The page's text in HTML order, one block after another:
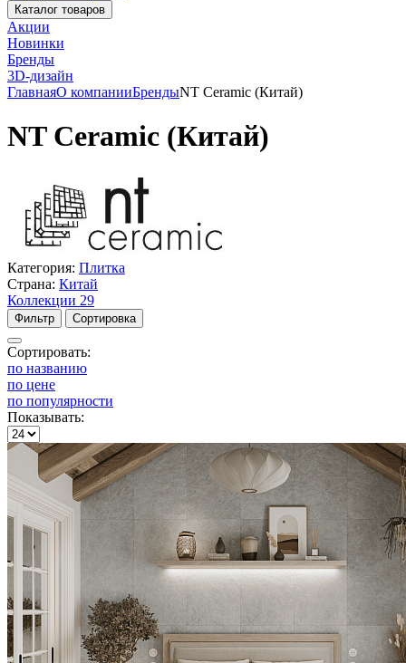
Каталог товаров
Акции
Новинки
Бренды
3D-дизайн
ГлавнаяО компанииБрендыNT Ceramic (Китай)
NT Ceramic (Китай)
Категория: Плитка
Страна: Китай
Коллекции 29
Фильтр Сортировка
Сортировать:
по названию
по цене
по популярности
Показывать: